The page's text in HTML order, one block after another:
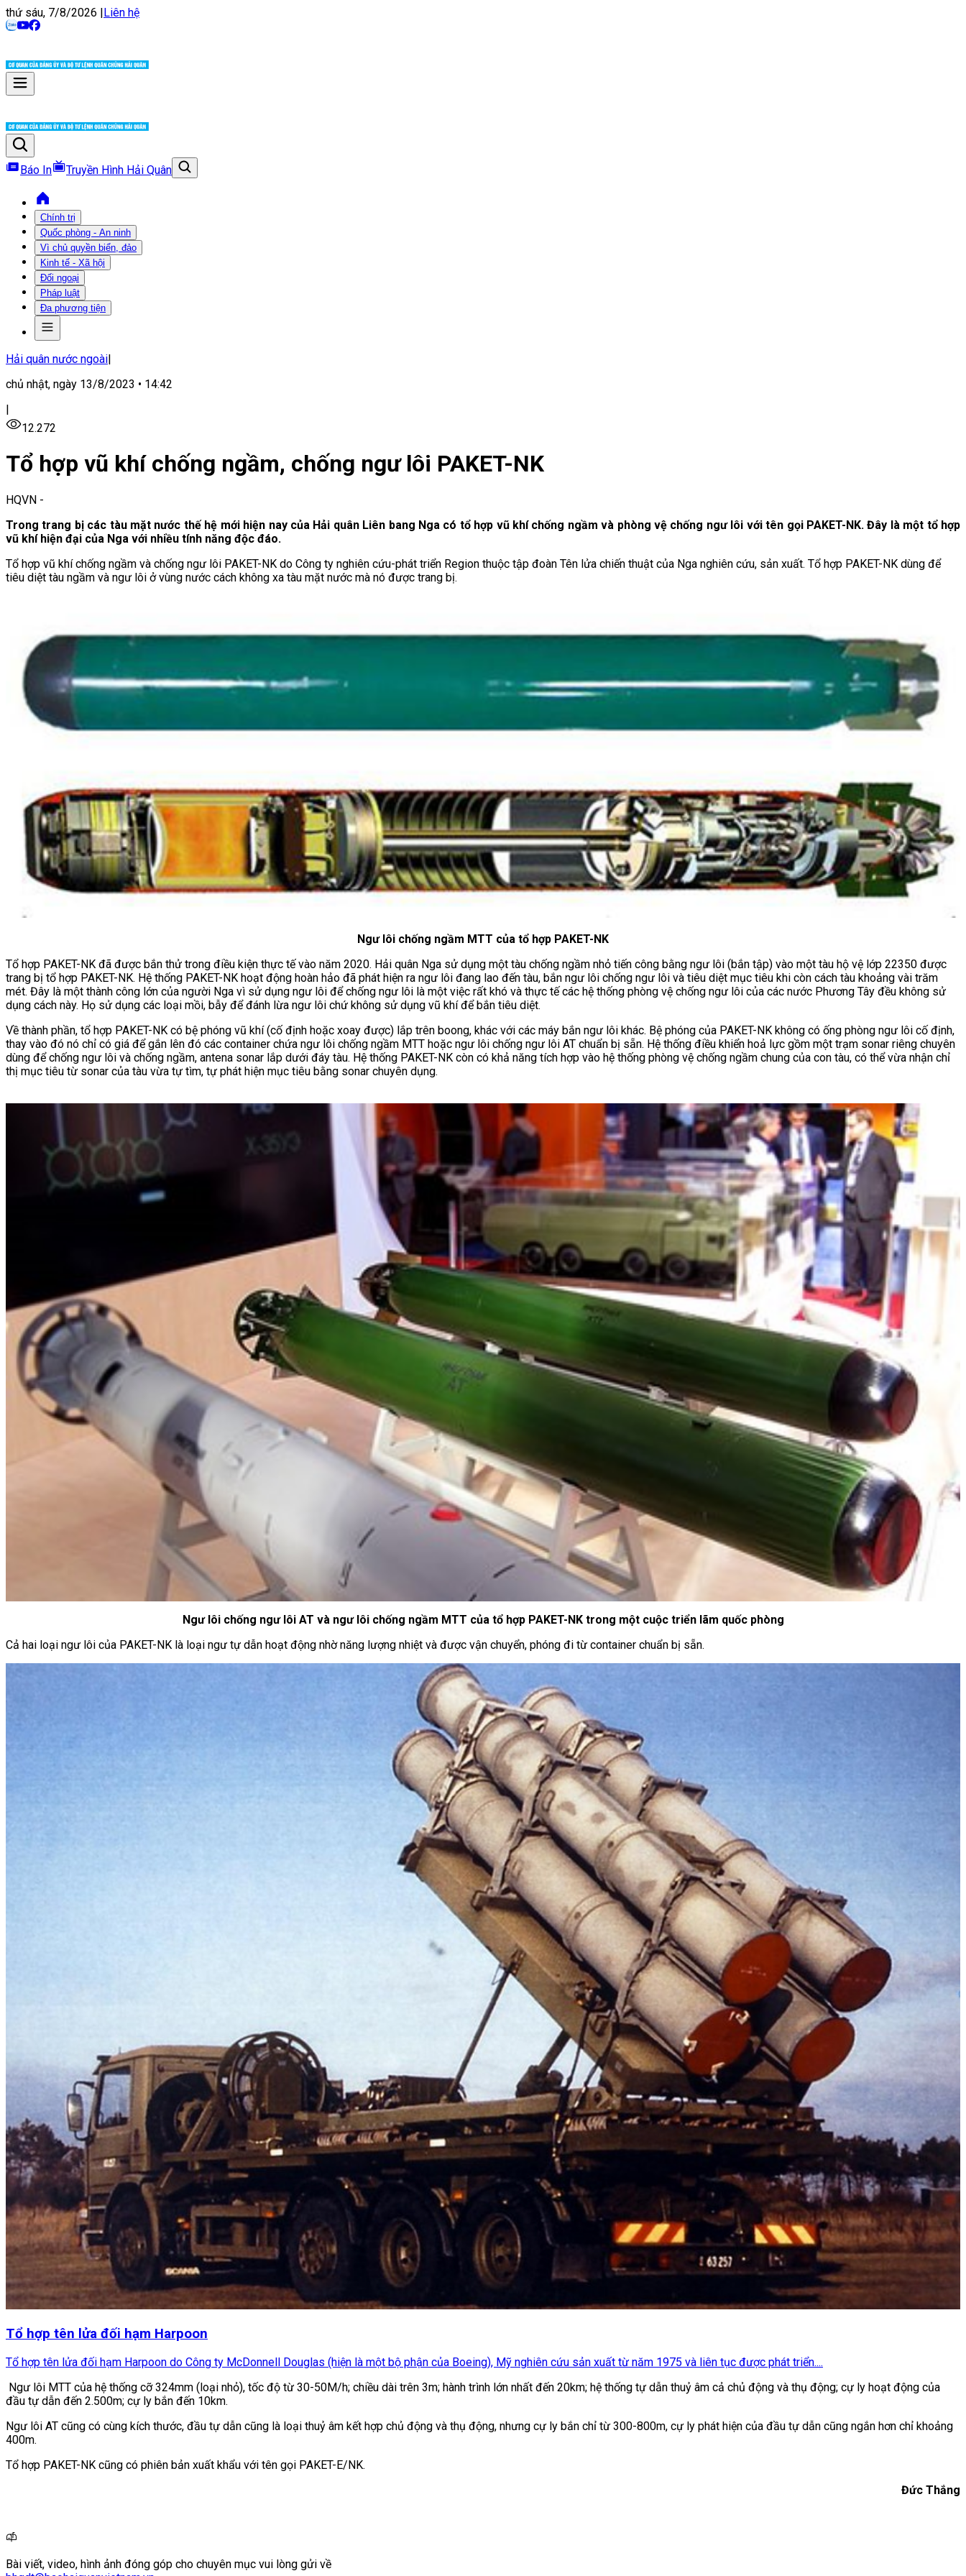
thứ sáu, 7/8/2026 |Liên hệ
Báo In Truyền Hình Hải Quân
Chính trị
Quốc phòng - An ninh
Vì chủ quyền biển, đảo
Kinh tế - Xã hội
Đối ngoại
Pháp luật
Đa phương tiện
Hải quân nước ngoài|
chủ nhật, ngày 13/8/2023 • 14:42
|
12.272
Tổ hợp vũ khí chống ngầm, chống ngư lôi PAKET-NK
HQVN -
Trong trang bị các tàu mặt nước thế hệ mới hiện nay của Hải quân Liên bang Nga có tổ hợp vũ khí chống ngầm và phòng vệ chống ngư lôi với tên gọi PAKET-NK. Đây là một tổ hợp
vũ khí hiện đại của Nga với nhiều tính năng độc đáo.
Tổ hợp vũ khí chống ngầm và chống ngư lôi PAKET-NK do Công ty nghiên cứu-phát triển Region thuộc tập đoàn Tên lửa chiến thuật của Nga nghiên cứu, sản xuất. Tổ hợp PAKET-NK dùng để
tiêu diệt tàu ngầm và ngư lôi ở vùng nước cách không xa tàu mặt nước mà nó được trang bị.
Ngư lôi chống ngầm MTT của tổ hợp PAKET-NK
Tổ hợp PAKET-NK đã được bắn thử trong điều kiện thực tế vào năm 2020. Hải quân Nga sử dụng một tàu chống ngầm nhỏ tiến công bằng ngư lôi (bắn tập) vào một tàu hộ vệ lớp 22350 được
trang bị tổ hợp PAKET-NK. Hệ thống PAKET-NK hoạt động hoàn hảo đã phát hiện ra ngư lôi đang lao đến tàu, bắn ngư lôi chống ngư lôi và tiêu diệt mục tiêu khi còn cách tàu khoảng vài trăm
mét. Đây là một thành công lớn của người Nga vì sử dụng ngư lôi để chống ngư lôi là một việc rất khó và thực tế các hệ thống phòng vệ chống ngư lôi của các nước Phương Tây đều không sử
dụng cách này. Họ sử dụng các loại mồi, bẫy để đánh lừa ngư lôi chứ không sử dụng vũ khí để bắn tiêu diệt.
Về thành phần, tổ hợp PAKET-NK có bệ phóng vũ khí (cố định hoặc xoay được) lắp trên boong, khác với các máy bắn ngư lôi khác. Bệ phóng của PAKET-NK không có ống phòng ngư lôi cố định,
thay vào đó nó chỉ có giá để gắn lên đó các container chứa ngư lôi chống ngầm MTT hoặc ngư lôi chống ngư lôi AT chuẩn bị sẵn. Hệ thống điều khiển hoả lực gồm một trạm sonar riêng chuyên
dùng để chống ngư lôi và chống ngầm, antena sonar lắp dưới đáy tàu. Hệ thống PAKET-NK còn có khả năng tích hợp vào hệ thống phòng vệ chống ngầm chung của con tàu, có thể vừa nhận chỉ
thị mục tiêu từ sonar của tàu vừa tự tìm, tự phát hiện mục tiêu bằng sonar chuyên dụng.
Ngư lôi chống ngư lôi AT và ngư lôi chống ngầm MTT của tổ hợp PAKET-NK trong một cuộc triển lãm quốc phòng
Cả hai loại ngư lôi của PAKET-NK là loại ngư tự dẫn hoạt động nhờ năng lượng nhiệt và được vận chuyển, phóng đi từ container chuẩn bị sẵn.
Tổ hợp tên lửa đối hạm Harpoon
Tổ hợp tên lửa đối hạm Harpoon do Công ty McDonnell Douglas (hiện là một bộ phận của Boeing), Mỹ nghiên cứu sản xuất từ năm 1975 và liên tục được phát triển....
Ngư lôi MTT của hệ thống cỡ 324mm (loại nhỏ), tốc độ từ 30-50M/h; chiều dài trên 3m; hành trình lớn nhất đến 20km; hệ thống tự dẫn thuỷ âm cả chủ động và thụ động; cự ly hoạt động của
đầu tự dẫn đến 2.500m; cự ly bắn đến 10km.
Ngư lôi AT cũng có cùng kích thước, đầu tự dẫn cũng là loại thuỷ âm kết hợp chủ động và thụ động, nhưng cự ly bắn chỉ từ 300-800m, cự ly phát hiện của đầu tự dẫn cũng ngắn hơn chỉ khoảng
400m.
Tổ hợp PAKET-NK cũng có phiên bản xuất khẩu với tên gọi PAKET-E/NK.
Đức Thắng
Bài viết, video, hình ảnh đóng góp cho chuyên mục vui lòng gửi về